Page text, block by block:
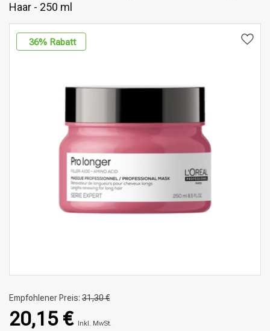
Marken
Haar - 250 ml
36% Rabatt
Empfohlener Preis: 31,30 €
20,15 € Inkl. MwSt.